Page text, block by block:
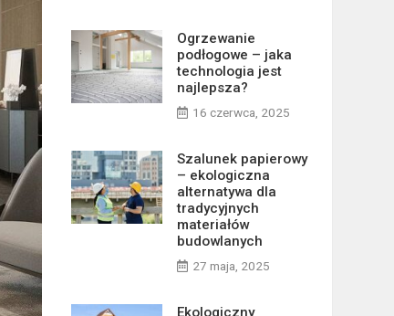
Ogrzewanie
podłogowe – jaka
technologia jest
najlepsza?
16 czerwca, 2025
Szalunek papierowy
– ekologiczna
alternatywa dla
tradycyjnych
materiałów
budowlanych
27 maja, 2025
Ekologiczny